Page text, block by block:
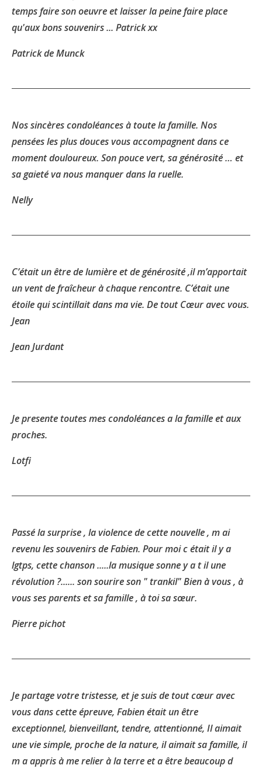
temps faire son oeuvre et laisser la peine faire place
qu'aux bons souvenirs ... Patrick xx
Patrick de Munck
Nos sincères condoléances à toute la famille. Nos
pensées les plus douces vous accompagnent dans ce
moment douloureux. Son pouce vert, sa générosité … et
sa gaieté va nous manquer dans la ruelle.
Nelly
C’était un être de lumière et de générosité ,il m’apportait
un vent de fraîcheur à chaque rencontre. C’était une
étoile qui scintillait dans ma vie. De tout Cœur avec vous.
Jean
Jean Jurdant
Je presente toutes mes condoléances a la famille et aux
proches.
Lotfi
Passé la surprise , la violence de cette nouvelle , m ai
revenu les souvenirs de Fabien. Pour moi c était il y a
lgtps, cette chanson .....la musique sonne y a t il une
révolution ?...... son sourire son " trankil" Bien à vous , à
vous ses parents et sa famille , à toi sa sœur.
Pierre pichot
Je partage votre tristesse, et je suis de tout cœur avec
vous dans cette épreuve, Fabien était un être
exceptionnel, bienveillant, tendre, attentionné, Il aimait
une vie simple, proche de la nature, il aimait sa famille, il
m a appris à me relier à la terre et a être beaucoup d